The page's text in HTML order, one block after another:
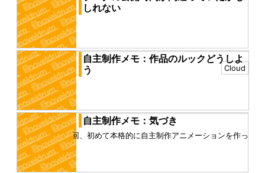
しれない
多分今まで、日本時間ではなくイギリス時間で投稿し
てた だから９時間ずれていたのかもしれない
自主制作メモ：作品のルックどうしよ
う
今作っている作品は、世界観、脚本などについて、け
っこう満足している 僕はあまり技術的なことができな
いので、人が登場したり...
Cloud
自主制作メモ：気づき
今回、初めて本格的に自主制作アニメーションを作っ
ているわけだが、その制作を通して気づいたことがあ
る 先日のブログ記事で、...